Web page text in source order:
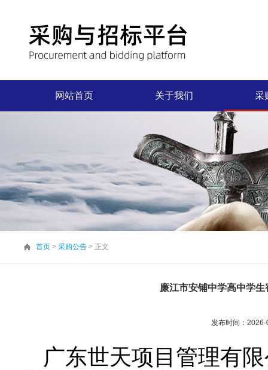
网站首页 关于我们 采
首页 > 采购公告 > 正文
廉江市安铺中学高中学
发布时间：
广东世天项目管理有